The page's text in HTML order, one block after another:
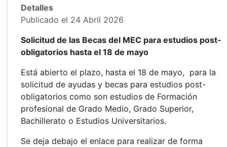
Detalles
Publicado el 24 Abril 2026
Solicitud de las Becas del MEC para estudios post-
obligatorios hasta el 18 de mayo
Está abierto el plazo, hasta el 18 de mayo, para la
solicitud de ayudas y becas para estudios post-
obligatorios como son estudios de Formación
profesional de Grado Medio, Grado Superior,
Bachillerato o Estudios Universitarios.
Se deja debajo el enlace para realizar de forma